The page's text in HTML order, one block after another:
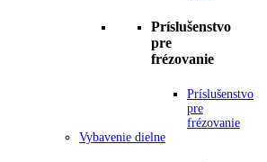
Príslušenstvo
pre
frézovanie
Príslušenstvo
pre
frézovanie
Vybavenie dielne